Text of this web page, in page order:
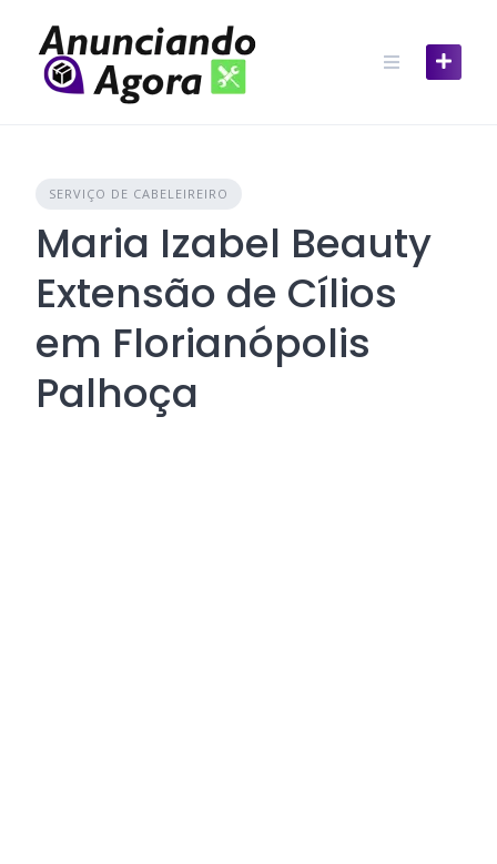
SERVIÇO DE CABELEIREIRO
Maria Izabel Beauty
Extensão de Cílios
em Florianópolis
Palhoça